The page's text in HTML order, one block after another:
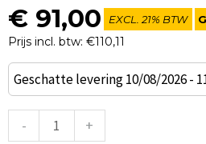
€ 91,00
Prijs incl. btw: €110,11
EXCL. 21% BTW
Geschatte levering 10/08/2026 -
-
Flat
Vierkant
Tafelonderstel+